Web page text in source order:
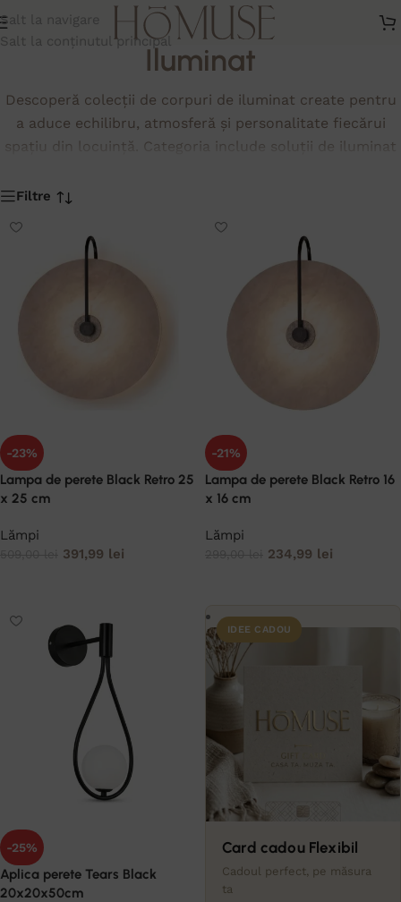
Salt la navigare
Salt la conținutul principal
Iluminat
Descoperă colecții de corpuri de iluminat create pentru
a aduce echilibru, atmosferă și personalitate fiecărui
spațiu din locuință. Categoria include soluții de iluminat
pentru interioare moderne și minimaliste, cât și pentru
completează armonios designul interior și contribuie la
crearea unui ambient cald și bine definit.
Filtre
-23%
Lampa de perete Black Retro 25
x 25 cm
Lămpi
391,99 lei
-21%
Lampa de perete Black Retro 16
x 16 cm
Lămpi
234,99 lei
-25%
Aplica perete Tears Black
20x20x50cm
IDEE CADOU
Card cadou Flexibil
Cadoul perfect, pe măsura
ta